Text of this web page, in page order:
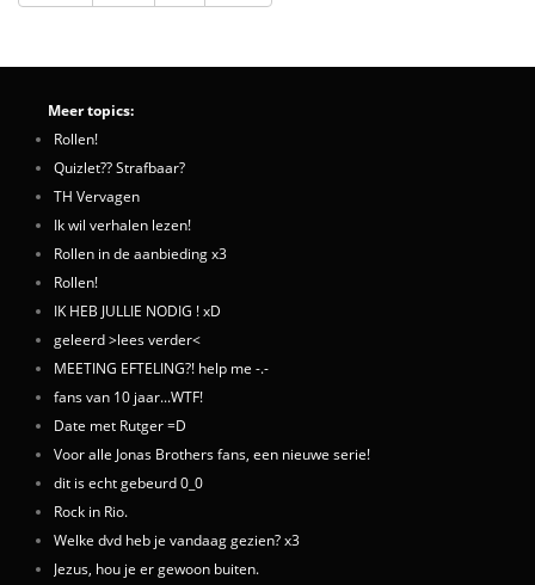
Meer topics:
Rollen!
Quizlet?? Strafbaar?
TH Vervagen
Ik wil verhalen lezen!
Rollen in de aanbieding x3
Rollen!
IK HEB JULLIE NODIG ! xD
geleerd >lees verder<
MEETING EFTELING?! help me -.-
fans van 10 jaar...WTF!
Date met Rutger =D
Voor alle Jonas Brothers fans, een nieuwe serie!
dit is echt gebeurd 0_0
Rock in Rio.
Welke dvd heb je vandaag gezien? x3
Jezus, hou je er gewoon buiten.